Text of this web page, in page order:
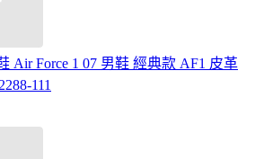
Air Force 1 07 男鞋 經典款 AF1 皮革
111